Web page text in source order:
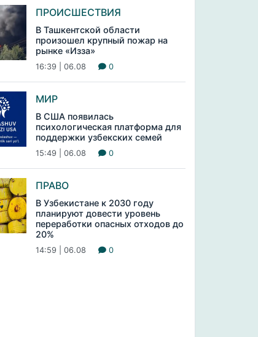
ПРОИСШЕСТВИЯ
В Ташкентской области
произошел крупный пожар на
рынке «Изза»
16:39 | 06.08 0
МИР
В США появилась
психологическая платформа для
поддержки узбекских семей
15:49 | 06.08 0
ПРАВО
В Узбекистане к 2030 году
планируют довести уровень
переработки опасных отходов до
20%
14:59 | 06.08 0